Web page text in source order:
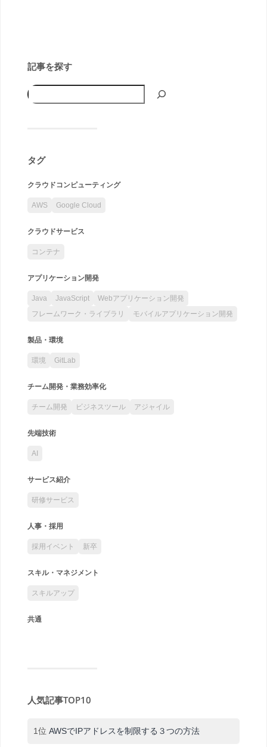
記事を探す
タグ
クラウドコンピューティング
AWS Google Cloud
クラウドサービス
コンテナ
アプリケーション開発
Java JavaScript
Webアプリケーション開発
フレームワーク・ライブラリ
モバイルアプリケーション開発
製品・環境
環境 GitLab
チーム開発・業務効率化
チーム開発 ビジネスツール アジャイル
先端技術
AI
サービス紹介
研修サービス
人事・採用
採用イベント 新卒
スキル・マネジメント
スキルアップ
共通
人気記事TOP10
1位 AWSでIPアドレスを制限する３つの方法